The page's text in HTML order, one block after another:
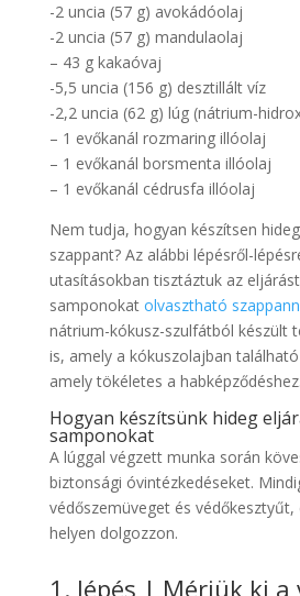
-2 uncia (57 g) avokádóolaj
-2 uncia (57 g) mandulaolaj
– 43 g kakaóvaj
-5,5 uncia (156 g) desztillált víz
-2,2 uncia (62 g) lúg (nátrium-
– 1 evőkanál rozmaring illóolaj
– 1 evőkanál borsmenta illóolaj
– 1 evőkanál cédrusfa illóolaj
Nem tudja, hogyan készítsen
szappant? Az alábbi lépésről-
utasításokban tisztáztuk az
samponokat olvasztható
nátrium-kókusz-szulfátból készült
is, amely a kókuszolajban
amely tökéletes a habképződéshez.
Hogyan készítsünk hideg
samponokat
A lúggal végzett munka során
biztonsági óvintézkedéseket.
védőszemüveget és védőkesztyűt,
helyen dolgozzon.
1. lépés | Mérjük ki a